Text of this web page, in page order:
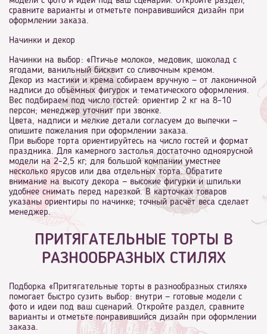
сравните варианты и отметьте понравившийся дизайн при
оформлении заказа.
Начинки и декор
Начинки на выбор: «Птичье молоко», медовик, шоколад с
ягодами, ванильный бисквит со сливочным кремом.
Декор из мастики и крема собираем вручную — от лаконичной
надписи до объёмных фигурок и тематического оформления.
Вес подбираем под число гостей: ориентир 2 кг на 8–10
персон; менеджер уточнит при звонке.
Цвета, надписи и мелкие детали согласуем до выпечки —
опишите пожелания при оформлении заказа.
При выборе торта ориентируйтесь на число гостей и формат
праздника. Для камерного застолья достаточно одноярусной
модели на 2–2,5 кг; для большой компании уместнее
несколько ярусов или два отдельных торта. Обратите
внимание на высоту декора — высокие фигурки и шпильки
удобнее снимать перед нарезкой. В карточках товаров
указаны ориентиры по начинке; точный расчёт веса сделает
менеджер.
ПРИТЯГАТЕЛЬНЫЕ ТОРТЫ В
РАЗНООБРАЗНЫХ СТИЛЯХ
Подборка «Притягательные торты в разнообразных стилях»
помогает быстро сузить выбор: внутри — готовые модели с
фото и идеи под ваш сценарий. Откройте раздел, сравните
варианты и отметьте понравившийся дизайн при оформлении
заказа.